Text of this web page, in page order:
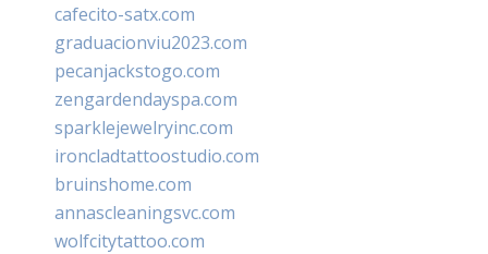
cafecito-satx.com
graduacionviu2023.com
pecanjackstogo.com
zengardendayspa.com
sparklejewelryinc.com
ironcladtattoostudio.com
bruinshome.com
annascleaningsvc.com
wolfcitytattoo.com